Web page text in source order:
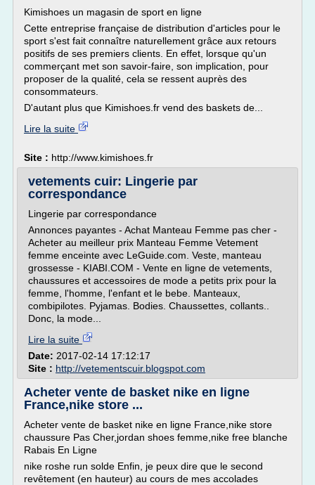
Kimishoes un magasin de sport en ligne
Cette entreprise française de distribution d'articles pour le
sport s'est fait connaître naturellement grâce aux retours
positifs de ses premiers clients. En effet, lorsque qu'un
commerçant met son savoir-faire, son implication, pour
proposer de la qualité, cela se ressent auprès des
consommateurs.
D'autant plus que Kimishoes.fr vend des baskets de...
Lire la suite
Site : http://www.kimishoes.fr
vetements cuir: Lingerie par
correspondance
Lingerie par correspondance
Annonces payantes - Achat Manteau Femme pas cher -
Acheter au meilleur prix Manteau Femme Vetement
femme enceinte avec LeGuide.com. Veste, manteau
grossesse - KIABI.COM - Vente en ligne de vetements,
chaussures et accessoires de mode a petits prix pour la
femme, l'homme, l'enfant et le bebe. Manteaux,
combipilotes. Pyjamas. Bodies. Chaussettes, collants..
Donc, la mode...
Lire la suite
Date: 2017-02-14 17:12:17
Site : http://vetementscuir.blogspot.com
Acheter vente de basket nike en ligne
France,nike store ...
Acheter vente de basket nike en ligne France,nike store
chaussure Pas Cher,jordan shoes femme,nike free blanche
Rabais En Ligne
nike roshe run solde Enfin, je peux dire que le second
revêtement (en hauteur) au cours de mes accolades